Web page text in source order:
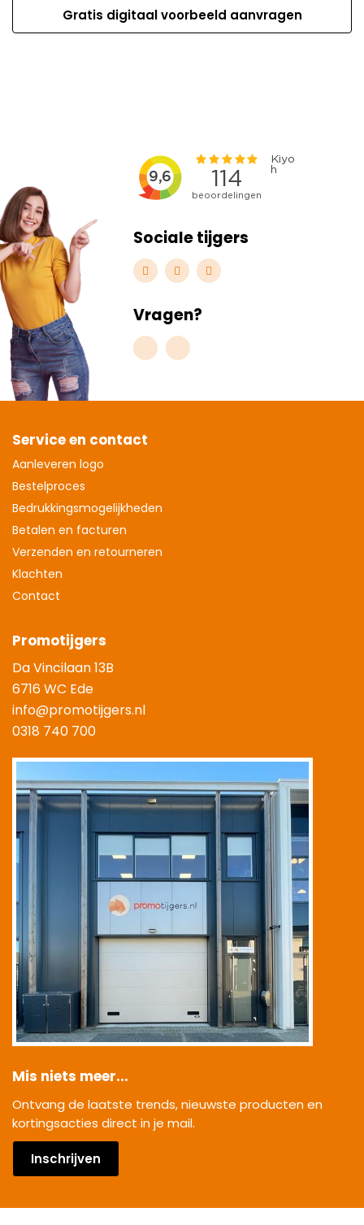
Gratis digitaal voorbeeld aanvragen
Sociale tijgers
Vragen?
Service en contact
Aanleveren logo
Bestelproces
Bedrukkingsmogelijkheden
Betalen en facturen
Verzenden en retourneren
Klachten
Contact
Promotijgers
Da Vincilaan 13B
6716 WC Ede
info@promotijgers.nl
0318 740 700
Mis niets meer...
Ontvang de laatste trends, nieuwste producten en
kortingsacties direct in je mail.
Inschrijven